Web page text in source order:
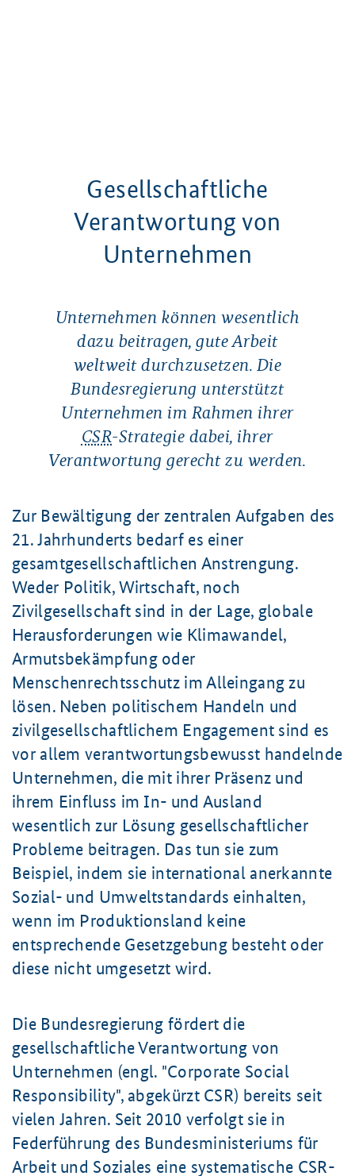
Gesellschaftliche
Verantwortung von
Unternehmen
Unternehmen können wesentlich
dazu beitragen, gute Arbeit
weltweit durchzusetzen. Die
Bundesregierung unterstützt
Unternehmen im Rahmen ihrer
CSR-Strategie dabei, ihrer
Verantwortung gerecht zu werden.
Zur Bewältigung der zentralen Aufgaben des
21. Jahrhunderts bedarf es einer
gesamtgesellschaftlichen Anstrengung.
Weder Politik, Wirtschaft, noch
Zivilgesellschaft sind in der Lage, globale
Herausforderungen wie Klimawandel,
Armutsbekämpfung oder
Menschenrechtsschutz im Alleingang zu
lösen. Neben politischem Handeln und
zivilgesellschaftlichem Engagement sind es
vor allem verantwortungsbewusst handelnde
Unternehmen, die mit ihrer Präsenz und
ihrem Einfluss im In- und Ausland
wesentlich zur Lösung gesellschaftlicher
Probleme beitragen. Das tun sie zum
Beispiel, indem sie international anerkannte
Sozial- und Umweltstandards einhalten,
wenn im Produktionsland keine
entsprechende Gesetzgebung besteht oder
diese nicht umgesetzt wird.
Die Bundesregierung fördert die
gesellschaftliche Verantwortung von
Unternehmen (engl. "Corporate Social
Responsibility", abgekürzt CSR) bereits seit
vielen Jahren. Seit 2010 verfolgt sie in
Federführung des Bundesministeriums für
Arbeit und Soziales eine systematische CSR-